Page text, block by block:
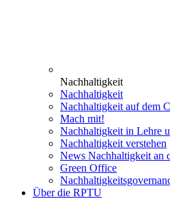
Nachhaltigkeit
Nachhaltigkeit
Nachhaltigkeit auf dem
Mach mit!
Nachhaltigkeit in Lehre
Nachhaltigkeit verstehen
News Nachhaltigkeit an
Green Office
Über die RPTU